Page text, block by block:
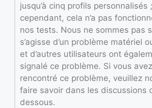
jusqu’à cinq profils personnalisés ;
cependant, cela n’a pas
nos tests. Nous ne sommes pas
s’agisse d’un problème matériel
et d’autres utilisateurs ont
signalé ce problème. Si vous avez
rencontré ce problème, veuillez
faire savoir dans les discussions
dessous.